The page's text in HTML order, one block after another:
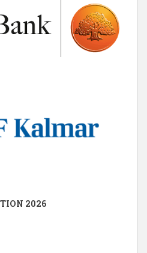
2026